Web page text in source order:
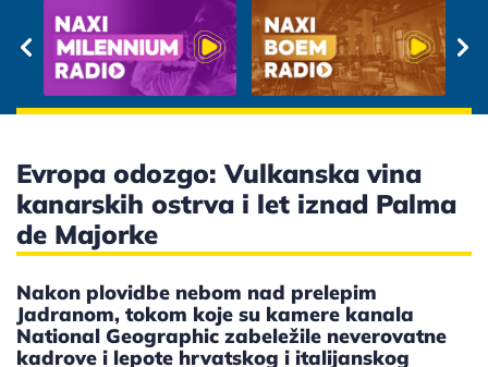
Evropa odozgo: Vulkanska vina
kanarskih ostrva i let iznad Palma
de Majorke
Nakon plovidbe nebom nad prelepim
Jadranom, tokom koje su kamere kanala
National Geographic zabeležile neverovatne
kadrove i lepote hrvatskog i italijanskog